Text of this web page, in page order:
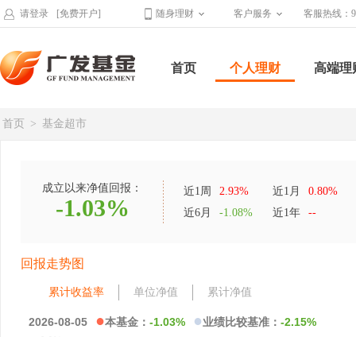
请登录 [免费开户] 随身理财 客户服务 客服热线：
首页 个人理财 高端理
首页 > 基金超市
成立以来净值回报：
-1.03%
近1周 2.93% 近1月
0.80%
近6月
-1.08% 近1年 --
回报走势图
累计收益率 单位净值 累计净值
2026-08-05 ●本基金： -1.03% ●业绩比较基准： -2.15%